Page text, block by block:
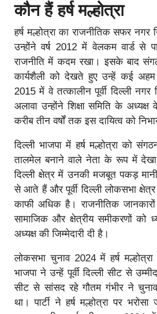
कौन हैं हर्ष मल्होत्रा
हर्ष मल्होत्रा का राजनीतिक सफर
उन्होंने वर्ष 2012 में वेलकम वार्ड से
राजनीति में कदम रखा। इसके बाद
कार्यशैली को देखते हुए उन्हें कई अहम
2015 में वे तत्कालीन पूर्वी दिल्ली
अलावा उन्होंने शिक्षा समिति के
करीब तीन वर्षों तक इस दायित्व को
दिल्ली भाजपा में हर्ष मल्होत्रा को
तालमेल बनाने वाले नेता के रूप में देखा
दिल्ली क्षेत्र में उनकी मजबूत पकड़
से आते हैं और पूर्वी दिल्ली लोकसभा
काफी अधिक है। राजनीतिक
सामाजिक और क्षेत्रीय समीकरणों को
अध्यक्ष की जिम्मेदारी दी है।
लोकसभा चुनाव 2024 में हर्ष
भाजपा ने उन्हें पूर्वी दिल्ली सीट से
सीट से सांसद रहे गौतम गंभीर ने
था। पार्टी ने हर्ष मल्होत्रा पर